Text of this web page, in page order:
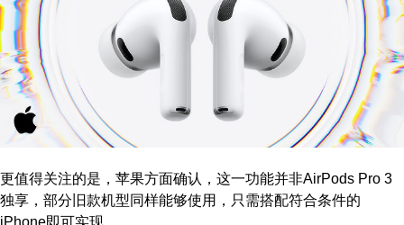
更值得关注的是，苹果方面确认，这一功能并非AirPods Pro 3
独享，部分旧款机型同样能够使用，只需搭配符合条件的